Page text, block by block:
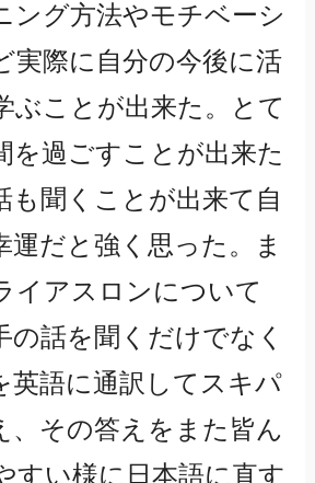
ング方法やモチベーシ
実際に自分の今後に活
ぶことが出来た。とて
を過ごすことが出来た
も聞くことが出来て自
運だと強く思った。ま
イアスロンについて
の話を聞くだけでなく
英語に通訳してスキパ
、その答えをまた皆ん
すい様に日本語に直す